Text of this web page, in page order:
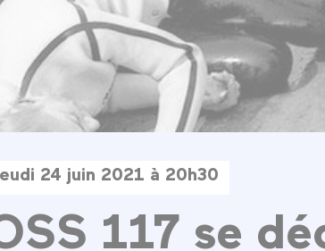
24 juin 2021 à 20h30
117 se